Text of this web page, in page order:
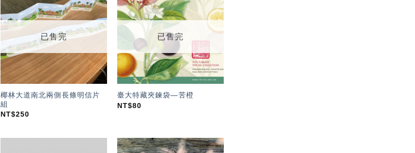
加入
「願
望輕
單」
已售完
椰林大道南北兩側長條明信片
組
NT$250
「願
望輕
單」
已售完
臺大特藏夾鍊袋—苦橙
NT$80